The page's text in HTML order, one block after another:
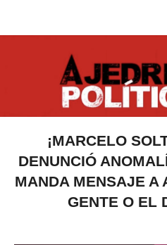
al
¡MARCELO
DENUNCIÓ
MANDA MENSAJE A
GENTE O EL